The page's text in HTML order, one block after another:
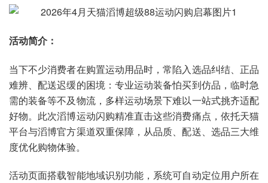
活动简介：
当下不少消费者在购置运动用品时，常陷入选品纠结、正品
难辨、配送迟缓的困境：专业运动装备怕买到仿品，临时急
需的装备等不及物流，多样运动场景下难以一站式挑齐适配
好物。此次滔博运动闪购精准直击这些消费痛点，依托天猫
平台与滔博官方渠道双重保障，从品质、配送、选品三大维
度优化购物体验。
活动页面搭载智能地域识别功能，系统可自动定位用户所在